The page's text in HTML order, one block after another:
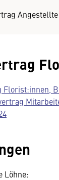
Angestellte
Löhne: